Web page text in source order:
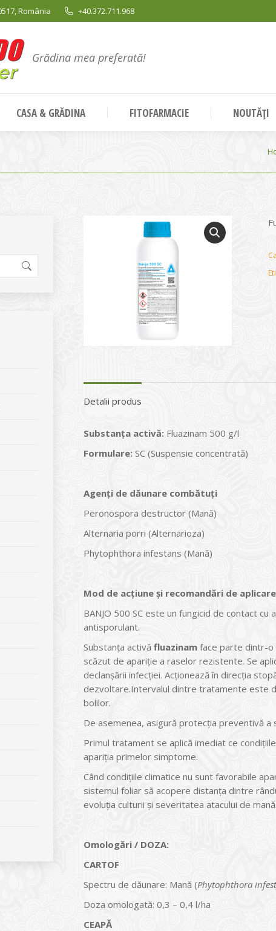
România +40.372.711.968
Grădina mea preferată!
CASA & GRĂDINA FITOFARMACIE NOUTĂȚI
Detalii produs
Substanța activă: Fluazinam 500 g/l
Formulare: SC (Suspensie concentrată)
Agenți de dăunare combătuți
Peronospora destructor (Mană)
Alternaria porri (Alternarioza)
Phytophthora infestans (Mană)
Mod de acțiune și recomandări de
BANJO 500 SC este un fungicid de contact
antisporulant.
Substanţa activă fluazinam face parte dintr-o
scăzut de apariţie a raselor rezistente. Se
declanşării infecţiei. Acţionează în direcţia
dezvoltare.Intervalul dintre tratamente este
bolilor.
De asemenea, asigură protecţia preventivă
Primul tratament se aplică imediat ce
apariţia primelor simptome.
Când condiţiile climatice nu sunt favorabile
sistemul foliar să acopere distanţa dintre
evoluţia culturii şi severitatea atacului de mană.
Omologări / DOZA:
CARTOF
Spectru de dăunare: Mană (Phytophthora
Doza omologată: 0,3 – 0,4 l/ha
CEAPĂ